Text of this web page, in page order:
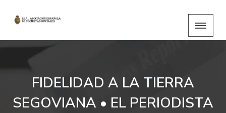
FIDELIDAD A LA TIERRA
SEGOVIANA • EL PERIODISTA